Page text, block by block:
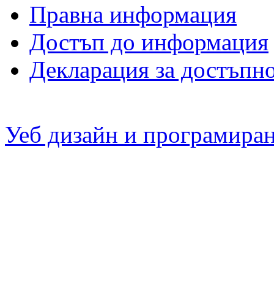
Правна информация
Достъп до информация
Декларация за
Уеб дизайн и